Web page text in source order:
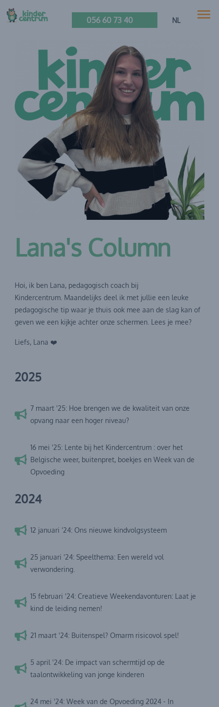
056 60 73 40 NL
Lana's Column
Hoi, ik ben Lana, pedagogisch coach bij
Kindercentrum. Maandelijks deel ik met jullie een leuke
pedagogische tip waar je thuis ook mee aan de slag kan of
geven we een kijkje achter onze schermen. Lees je mee?
Liefs, Lana ❤️
2025
7 maart '25: Hoe brengen we de kwaliteit van onze
opvang naar een hoger niveau?
16 mei '25: Lente bij het Kindercentrum : over het
Belgische weer, buitenpret, boekjes en Week van de
Opvoeding
2024
12 januari '24: Ons nieuwe kindvolgsysteem
25 januari '24: Speelthema: Een wereld vol
verwondering.
15 februari '24: Creatieve Weekendavonturen: Laat je
kind de leiding nemen!
21 maart '24: Buitenspel? Omarm risicovol spel!
5 april '24: De impact van schermtijd op de
taalontwikkeling van jonge kinderen
24 mei '24: Week van de Opvoeding 2024 - In